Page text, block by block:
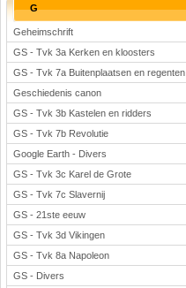
G
Geheimschrift
GS - Tvk 3a Kerken en kloosters
GS - Tvk 7a Buitenplaatsen en regenten
Geschiedenis canon
GS - Tvk 3b Kastelen en ridders
GS - Tvk 7b Revolutie
Google Earth - Divers
GS - Tvk 3c Karel de Grote
GS - Tvk 7c Slavernij
GS - 21ste eeuw
GS - Tvk 3d Vikingen
GS - Tvk 8a Napoleon
GS - Divers